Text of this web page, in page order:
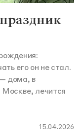
его он не стал.
дома, в
лечится
15.04.2026